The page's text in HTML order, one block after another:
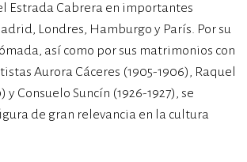
Estrada Cabrera en importantes
Londres, Hamburgo y París. Por su
así como por sus matrimonios con
Aurora Cáceres (1905-1906), Raquel
y Consuelo Suncín (1926-1927), se
de gran relevancia en la cultura